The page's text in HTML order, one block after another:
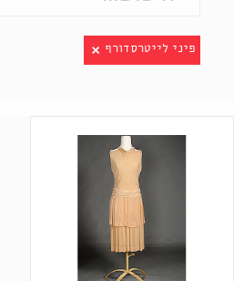
פיני לייטרסדורף